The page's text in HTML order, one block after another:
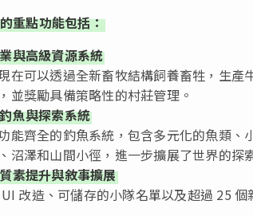
重點功能包括：
與高級資源系統
在可以透過全新畜牧結構飼養畜牲，生
並獎勵具備策略性的村莊管理。
魚與探索系統
能齊全的釣魚系統，包含多元化的魚類
沼澤和山間小徑，進一步擴展了世界的探
素提升與敘事擴展
改造、可儲存的小隊名單以及超過 25